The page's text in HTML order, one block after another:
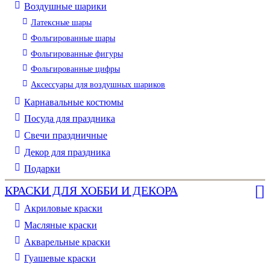
Воздушные шарики
Латексные шары
Фольгированные шары
Фольгированные фигуры
Фольгированные цифры
Аксессуары для воздушных шариков
Карнавальные костюмы
Посуда для праздника
Свечи праздничные
Декор для праздника
Подарки
КРАСКИ ДЛЯ ХОББИ И ДЕКОРА
Акриловые краски
Масляные краски
Акварельные краски
Гуашевые краски